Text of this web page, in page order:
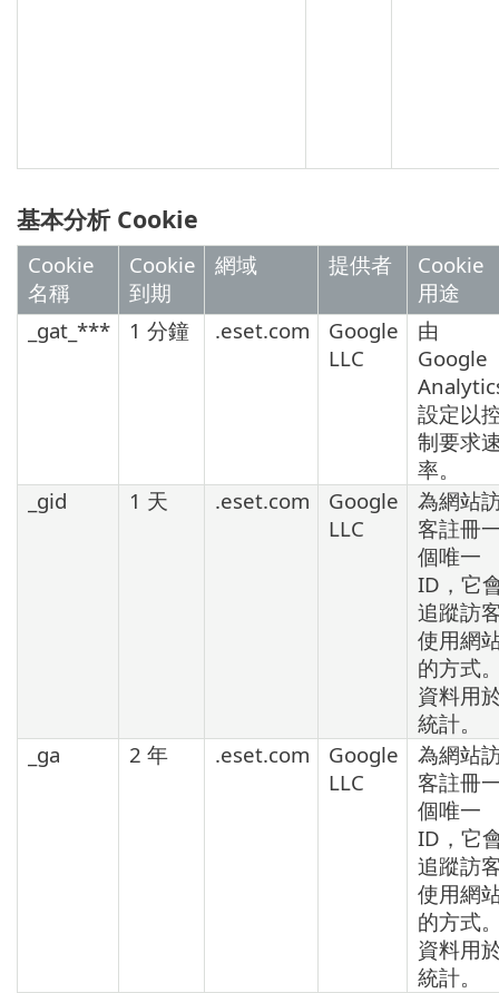
基本分析 Cookie
Cookie
名稱
Cookie
到期
網域 提供者
Cookie
用途
_gat_***
1 分鐘 .eset.com
Google
LLC
由
Google
設定以
制要求
率。
_gid
1 天 .eset.com
Google
LLC
為網站
客註冊
個唯一
ID，它
追蹤訪
使用網
的方式
資料用
統計。
_ga
2 年 .eset.com
Google
LLC
為網站
客註冊
個唯一
ID，它
追蹤訪
使用網
的方式
資料用
統計。